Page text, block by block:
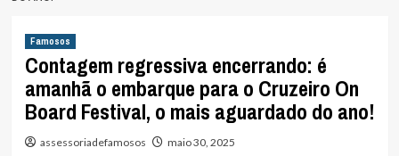
Famosos
Contagem regressiva encerrando: é
amanhã o embarque para o Cruzeiro On
Board Festival, o mais aguardado do ano!
assessoriadefamosos maio 30, 2025